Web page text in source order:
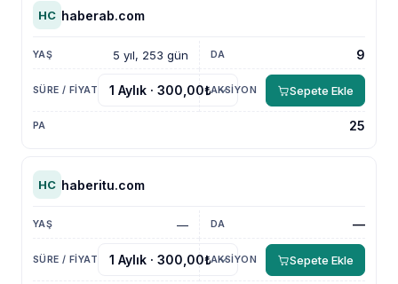
HC haberab.com
5 yıl, 253 gün 9
25
Sepete Ekle
HC haberitu.com
— —
Sepete Ekle